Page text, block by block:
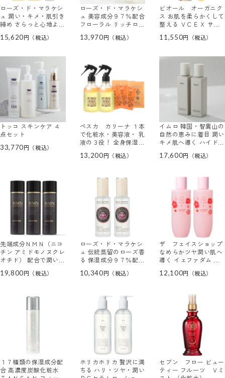
ローズ・ド・マラケシ
ュ 潤い・キメ・肌引き
締め さらっと心地よい
新リッチ ヴェルヴェー
ト
15,620
ローズ・ド・マラケシ
ュ 美容成分９７％配合
フローラル リッチロー
２本特別セット
13,970
ビオール オーガニク
ス お肌を柔らかくして
整える ＶＣＥＸ サイ
プルセル ２本分セット
11,550
トッコ スキンケア ４
点セット
33,770
ペスカ カリーナ １本
で化粧水・美容液・ 乳
液の３役！ 全身保湿美
ムシャワー ２本スペシ
13,200
イムロ 韓国・智異山の
自然の恵みに着目 潤い
キメ肌へ導く ハイドレ
ュー２本セット
17,600
先端成分ＮＭＮ（ニコ
チン アミドモノヌクレ
オチド） 配合で潤いハ
プラチナローション ３
19,800
ローズ・ド・マラケシ
ュ 伝統蒸留のローズ香
る 保湿成分９７％配合
る フローラル リッチ
10,340
ザ フェイスショップ
なめらかツヤ潤い肌へ
導く イェファダム Ｙ
エッセンス ２本セット
12,100
１７種類の保湿成分配
合 高濃度炭酸化粧水
ホリカホリカ 贅沢に満
ちる ハリ・ツヤ・潤い
セブン フロー ビュー
ティー フルーツ Ｖミ